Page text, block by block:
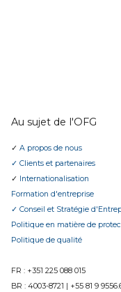
Au sujet de l'OFG
✓ A propos de nous
✓ Clients et partenaires
✓
Internationalisation
Formation d'entreprise
✓ Conseil et Stratégie
Politique en matière de
Politique de qualité
FR : +351 225 088 015
BR : 4003-8721 +55 81 9